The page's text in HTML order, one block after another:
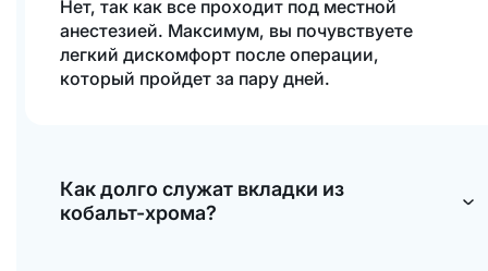
Нет, так как все проходит под местной
анестезией. Максимум, вы почувствуете
легкий дискомфорт после операции,
который пройдет за пару дней.
Как долго служат вкладки из
кобальт-хрома?